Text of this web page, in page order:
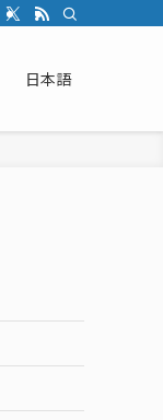
日本語